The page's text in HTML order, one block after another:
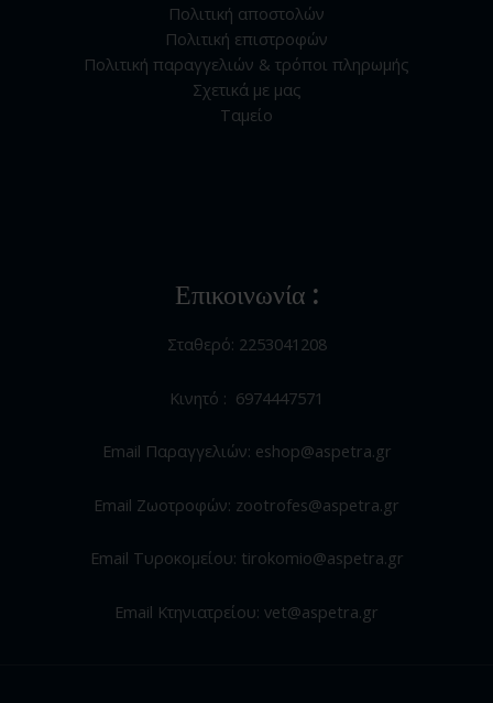
Πολιτική αποστολών
Πολιτική επιστροφών
Πολιτική παραγγελιών & τρόποι πληρωμής
Σχετικά με μας
Ταμείο
Επικοινωνία :
Σταθερό: 2253041208
Κινητό : 6974447571
Email Παραγγελιών: eshop@aspetra.gr
Email Ζωοτροφών: zootrofes@aspetra.gr
Email Τυροκομείου: tirokomio@aspetra.gr
Email Κτηνιατρείου: vet@aspetra.gr